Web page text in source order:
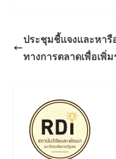
ประชุมชี้แจงและหา
ทางการตลาดเพื่อเพิ่ม